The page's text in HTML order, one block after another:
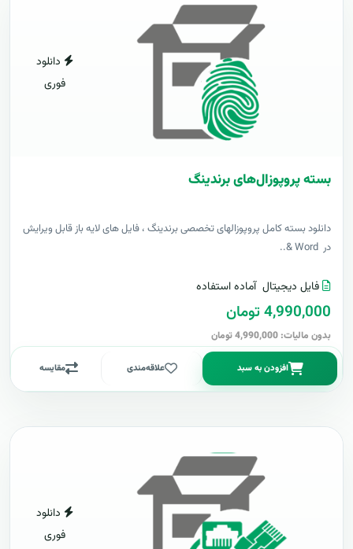
دانلود
فوری
بسته پروپوزال‌های برندینگ
دانلود بسته کامل پروپوزالهای تخصصی برندینگ ، فایل های لایه باز قابل ویرایش
در Word &..
فایل دیجیتال آماده استفاده
4,990,000 تومان
بدون مالیات: 4,990,000 تومان
افزودن به سبد علاقه‌مندی مقایسه
دانلود
فوری